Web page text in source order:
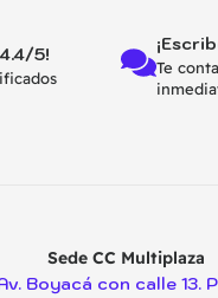
5!
Te
Sede CC Multiplaza
Boyacá con calle 13.